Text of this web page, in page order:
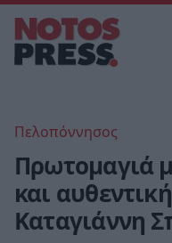
Πελοπόννησος
Πρωτομαγιά
και
Καταγιάννη